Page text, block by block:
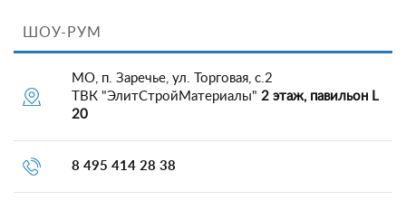
ШОУ-РУМ
МО, п. Заречье, ул. Торговая, с.2
ТВК "ЭлитСтройМатериалы" 2 этаж, павильон L
20
8 495 414 28 38